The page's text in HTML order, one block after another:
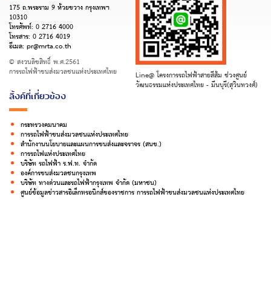
175 ถ.พระราม 9 ห้วยขวาง กรุงเทพฯ
10310
โทรศัพท์: 0 2716 4000
โทรสาร: 0 2716 4019
อีเมล: pr@mrta.co.th
© สงวนลิขสิทธิ์ พ.ศ.2561
การรถไฟฟ้าขนส่งมวลชนแห่งประเทศไทย Line@ โครงการรถไฟฟ้าสายสีส้ม ช่วงศูนย์
วัฒนธรรมแห่งประเทศไทย - มีนบุรี(สุวินทวงศ์)
ลิ้งค์ที่เกี่ยวข้อง
กระทรวงคมนาคม
การรถไฟฟ้าขนส่งมวลชนแห่งประเทศไทย
สำนักงานนโยบายและแผนการขนส่งและจราจร (สนข.)
การรถไฟแห่งประเทศไทย
บริษัท รถไฟฟ้า ร.ฟ.ท. จำกัด
องค์การขนส่งมวลชนกรุงเทพ
บริษัท ทางด่วนและรถไฟฟ้ากรุงเทพ จำกัด (มหาชน)
ศูนย์ข้อมูลข่าวสารอิเล็กทรอนิกส์ของราชการ การรถไฟฟ้าขนส่งมวลชนแห่งประเทศไทย